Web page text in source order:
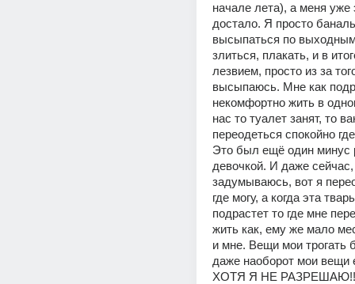
начале лета), а меня уже
достало. Я просто
высыпаться по
злиться, плакать, и в
лезвием, просто из за
высыпаюсь. Мне как
некомфортно жить в
нас то туалет занят, то
переодеться спокойно
Это был ещё один минус
девочкой. И даже
задумываюсь, вот я
где могу, а когда эта
подрастет то где мне
жить как, ему же мало
и мне. Вещи мои трогать
даже наоборот мои вещи
ХОТЯ Я НЕ РАЗРЕШАЮ!!